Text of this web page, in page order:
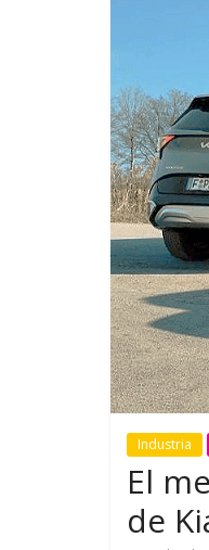
Industria
El
de
compromiso
más segura y